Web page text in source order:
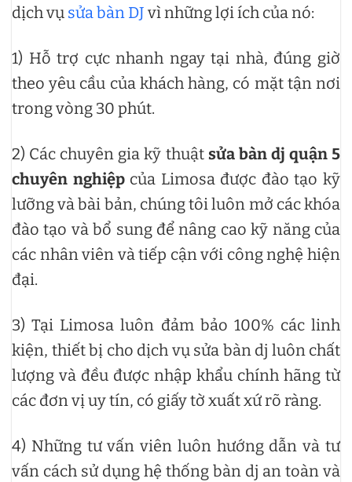
dịch vụ sửa bàn DJ vì những lợi ích của nó:
1) Hỗ trợ cực nhanh ngay tại nhà, đúng giờ
theo yêu cầu của khách hàng, có mặt tận nơi
trong vòng 30 phút.
2) Các chuyên gia kỹ thuật sửa bàn dj quận 5
chuyên nghiệpcủa Limosa được đào tạo kỹ
lưỡng và bài bản, chúng tôi luôn mở các khóa
đào tạo và bổ sung để nâng cao kỹ năng của
các nhân viên và tiếp cận với công nghệ hiện
đại.
3) Tại Limosa luôn đảm bảo 100% các linh
kiện, thiết bị cho dịch vụ sửa bàn dj luôn chất
lượng và đều được nhập khẩu chính hãng từ
các đơn vị uy tín, có giấy tờ xuất xứ rõ ràng.
4) Những tư vấn viên luôn hướng dẫn và tư
vấn cách sử dụng hệ thống bàn dj an toàn và